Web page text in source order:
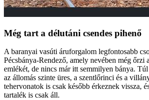
Még tart a délutáni csendes pihenő
A baranyai vasúti áruforgalom legfontosabb
Pécsbánya-Rendező, amely nevében még őrzi
emlékét, de nincs már itt semmilyen bánya.
az állomás szinte üres, a szentlőrinci és a
tehervonatok is csak később érkeznek vissza,
tartalék is csak áll.